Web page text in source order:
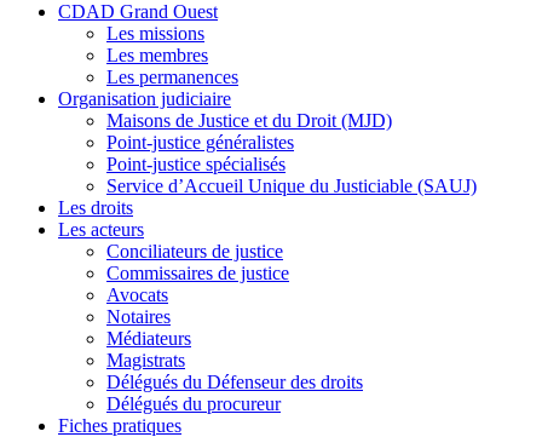
CDAD Grand Ouest
Les missions
Les membres
Les permanences
Organisation judiciaire
Maisons de Justice et du Droit (MJD)
Point-justice généralistes
Point-justice spécialisés
Service d’Accueil Unique du Justiciable (SAUJ)
Les droits
Les acteurs
Conciliateurs de justice
Commissaires de justice
Avocats
Notaires
Médiateurs
Magistrats
Délégués du Défenseur des droits
Délégués du procureur
Fiches pratiques